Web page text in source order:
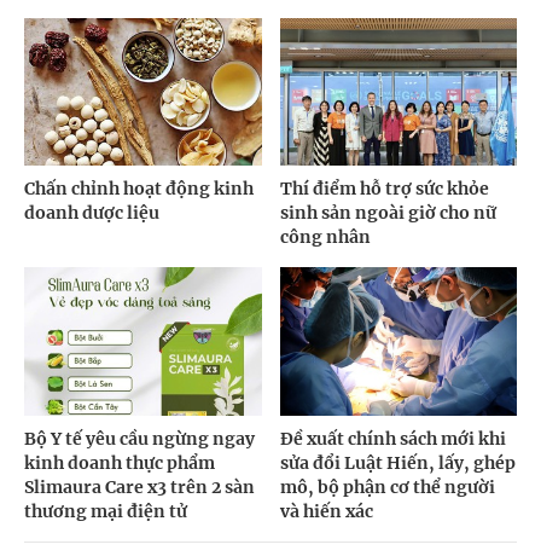
Chấn chỉnh hoạt động kinh
doanh dược liệu
Thí điểm hỗ trợ sức khỏe
sinh sản ngoài giờ cho nữ
công nhân
Bộ Y tế yêu cầu ngừng ngay
kinh doanh thực phẩm
Slimaura Care x3 trên 2 sàn
thương mại điện tử
Đề xuất chính sách mới khi
sửa đổi Luật Hiến, lấy, ghép
mô, bộ phận cơ thể người
và hiến xác